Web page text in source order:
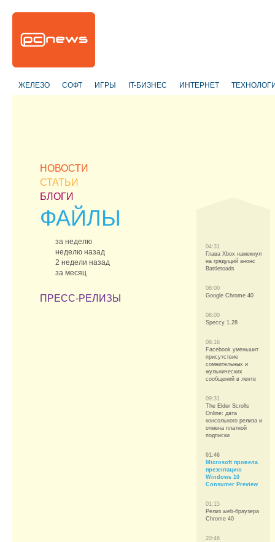
ЖЕЛЕЗО СОФТ ИГРЫ IT-БИЗНЕС ИНТЕРНЕТ
НОВОСТИ
СТАТЬИ
БЛОГИ
ФАЙЛЫ
за неделю
неделю назад
2 недели назад
за месяц
ПРЕСС-РЕЛИЗЫ
04:31
Глава Xbox намекнул
на грядущий анонс
Battletoads
08:00
Google Chrome 40
08:00
Speccy 1.28
08:16
Facebook уменьшит
присутствие
сомнительных и
жульнических
сообщений в ленте
09:31
The Elder Scrolls
Online: дата
консольного релиза и
отмена платной
подписки
01:46
Microsoft провела
презентацию
Windows 10
Consumer Preview
01:15
Релиз web-браузера
Chrome 40
20:46